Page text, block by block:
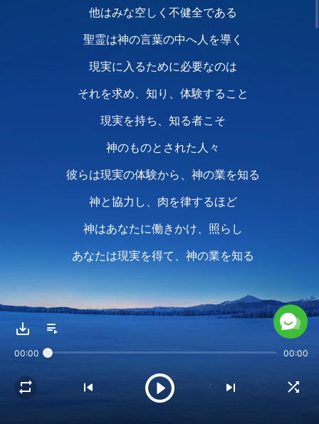
他はみな空しく不健全である
聖霊は神の言葉の中へ人を導く
現実に入るために必要なのは
それを求め、知り、体験すること
現実を持ち、知る者こそ
神のものとされた人々
彼らは現実の体験から、神の業を知る
神と協力し、肉を律するほど
神はあなたに働きかけ、照らし
あなたは現実を得て、神の業を知る
現実を知るにつれ
人は他者の言葉が現実かどうか見分けられ
経験を積むほど
00:00 00:00